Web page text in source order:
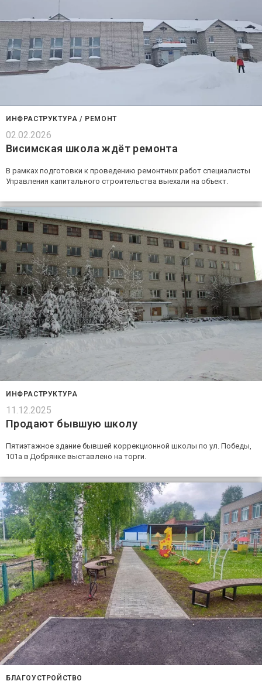
ИНФРАСТРУКТУРА / РЕМОНТ
02.02.2026
Висимская школа ждёт ремонта
В рамках подготовки к проведению ремонтных работ специалисты
Управления капитального строительства выехали на объект.
ИНФРАСТРУКТУРА
11.12.2025
Продают бывшую школу
Пятиэтажное здание бывшей коррекционной школы по ул. Победы,
101а в Добрянке выставлено на торги.
БЛАГОУСТРОЙСТВО